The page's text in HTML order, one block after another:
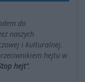
do
naszych
i kulturalnej.
hejtu w
hejt".